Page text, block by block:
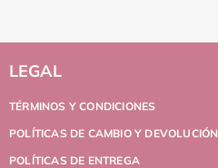
LEGAL
TÉRMINOS Y CONDICIONES
POLÍTICAS DE CAMBIO Y DEVOLUCIÓN
POLÍTICAS DE ENTREGA